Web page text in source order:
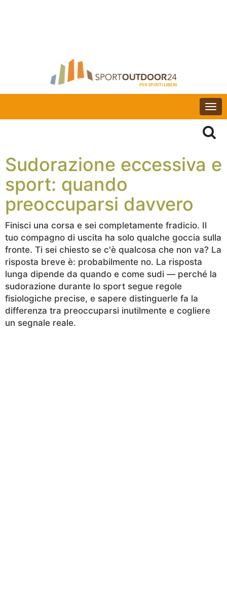
Sudorazione eccessiva e
sport: quando
preoccuparsi davvero
Finisci una corsa e sei completamente fradicio. Il
tuo compagno di uscita ha solo qualche goccia sulla
fronte. Ti sei chiesto se c'è qualcosa che non va? La
risposta breve è: probabilmente no. La risposta
lunga dipende da quando e come sudi — perché la
sudorazione durante lo sport segue regole
fisiologiche precise, e sapere distinguerle fa la
differenza tra preoccuparsi inutilmente e cogliere
un segnale reale.